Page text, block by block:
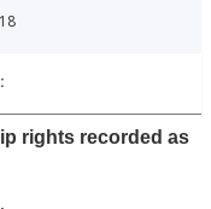
rights recorded as